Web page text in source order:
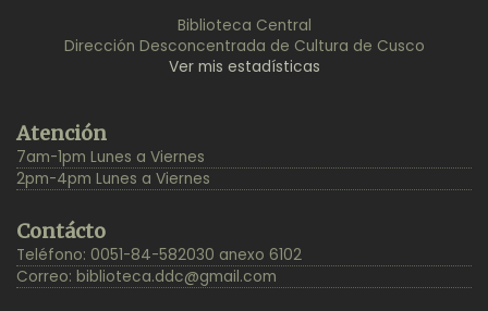
Biblioteca Central
Dirección Desconcentrada de Cultura de Cusco
Ver mis estadísticas
Top
Atención
7am-1pm Lunes a Viernes
2pm-4pm Lunes a Viernes
Contácto
Teléfono: 0051-84-582030 anexo 6102
Correo: biblioteca.ddc@gmail.com